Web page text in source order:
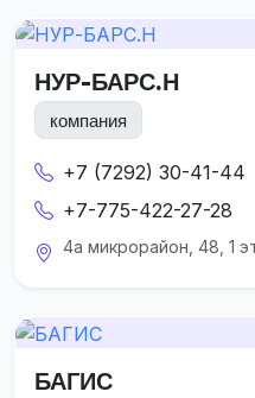
НУР-БАРС.Н
компания
+7 (7292) 30-41-44
+7-775-422-27-28
4а микрорайон, 48, 1
БАГИС